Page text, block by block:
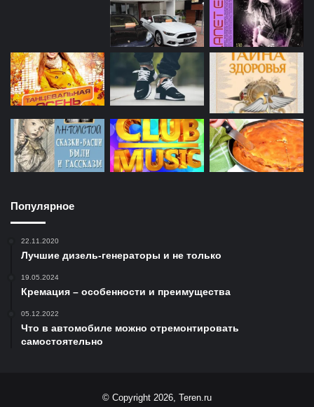
Популярное
22.11.2020
Лучшие дизель-генераторы и не только
19.05.2024
Кремация – особенности и преимущества
05.12.2022
Что в автомобиле можно отремонтировать
самостоятельно
© Copyright 2026, Teren.ru